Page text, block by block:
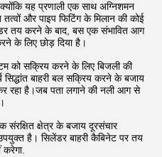
यह प्रणाली एक साथ अग्निशमन
और पाइप फिटिंग के मिलान की कोई
तय करने के बाद, बस एक संभावित आग
के लिए छोड़ दिया है।
को सक्रिय करने के लिए बिजली की
बाहरी बल सक्रिय करने के बजाय
रहा है।जब पता लगाने की नली आग से
संरक्षित क्षेत्र के बजाय दूरसंचार
है। सिलेंडर बाहरी कैबिनेट पर तय